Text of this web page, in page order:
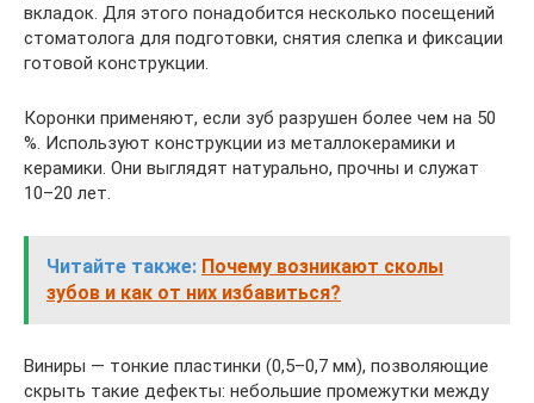
вкладок. Для этого понадобится несколько посещений
стоматолога для подготовки, снятия слепка и фиксации
готовой конструкции.
Коронки применяют, если зуб разрушен более чем на 50
%. Используют конструкции из металлокерамики и
керамики. Они выглядят натурально, прочны и служат
10–20 лет.
Читайте также: Почему возникают сколы
зубов и как от них избавиться?
Виниры — тонкие пластинки (0,5–0,7 мм), позволяющие
скрыть такие дефекты: небольшие промежутки между